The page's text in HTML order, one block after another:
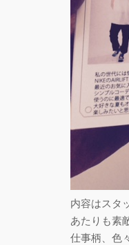
内容はスタ
あたりも素
仕事柄、色